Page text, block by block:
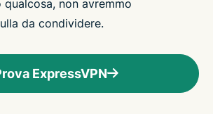
non avremmo
da condividere.
ExpressVPN